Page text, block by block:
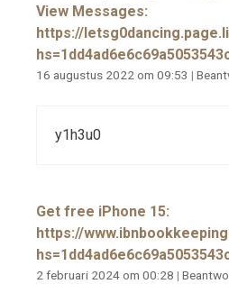
View Messages:
https://
16 augustus 2022 om 09:53 |
y1h3u0
Get free iPhone 15:
https://
2 februari 2024 om 00:28 |